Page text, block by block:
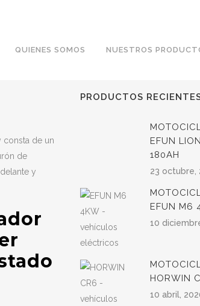
QUIENES SOMOS NUESTROS
consta de un
de
y
PRODUCTOS
EFUN
180AH
23 octubre,
EFUN M6
10
HORWIN
10 abril,